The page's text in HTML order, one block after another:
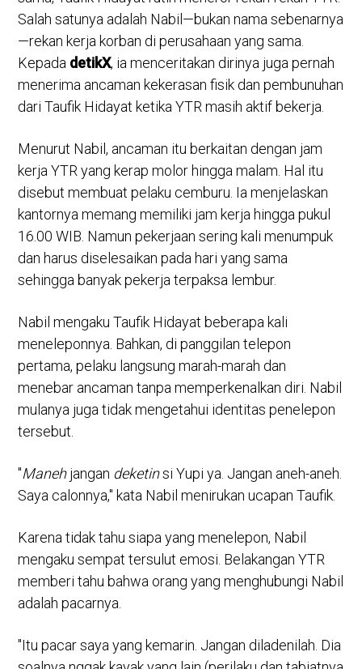
Salah satunya adalah Nabil—bukan nama sebenarnya
—rekan kerja korban di perusahaan yang sama.
Kepada detikX, ia menceritakan dirinya juga pernah
menerima ancaman kekerasan fisik dan pembunuhan
dari Taufik Hidayat ketika YTR masih aktif bekerja.
Menurut Nabil, ancaman itu berkaitan dengan jam
kerja YTR yang kerap molor hingga malam. Hal itu
disebut membuat pelaku cemburu. Ia menjelaskan
kantornya memang memiliki jam kerja hingga pukul
16.00 WIB. Namun pekerjaan sering kali menumpuk
dan harus diselesaikan pada hari yang sama
sehingga banyak pekerja terpaksa lembur.
Nabil mengaku Taufik Hidayat beberapa kali
meneleponnya. Bahkan, di panggilan telepon
pertama, pelaku langsung marah-marah dan
menebar ancaman tanpa memperkenalkan diri. Nabil
mulanya juga tidak mengetahui identitas penelepon
tersebut.
"Manehjangan deketinsi Yupi ya. Jangan aneh-aneh.
Saya calonnya," kata Nabil menirukan ucapan Taufik.
Karena tidak tahu siapa yang menelepon, Nabil
mengaku sempat tersulut emosi. Belakangan YTR
memberi tahu bahwa orang yang menghubungi Nabil
adalah pacarnya.
"Itu pacar saya yang kemarin. Jangan diladenilah. Dia